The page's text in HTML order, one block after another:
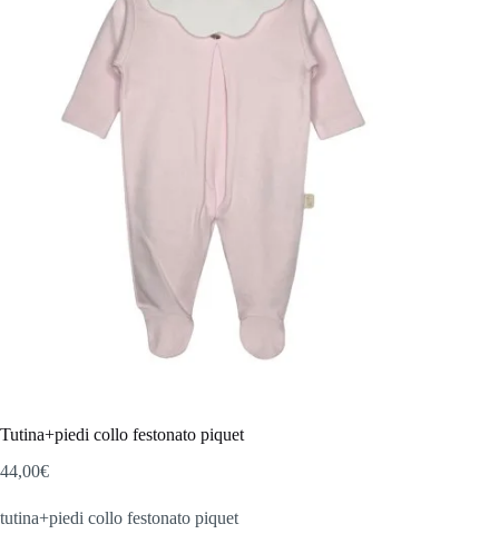
Tutina+piedi collo festonato piquet
44,00€
tutina+piedi collo festonato piquet